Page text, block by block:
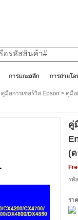
การแกะสลัก การถ่ายโ
คู่มือการเซอร์วิส Epson > คู่มือ
คู่
(
รหั
รา